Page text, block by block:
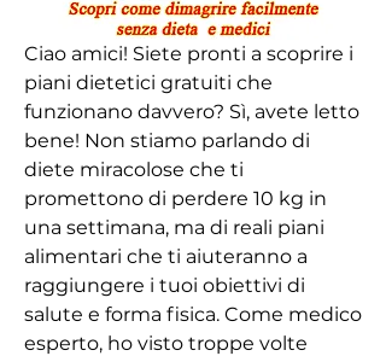
Ciao amici! Siete pronti a scoprire i
piani dietetici gratuiti che
funzionano davvero? Sì, avete letto
bene! Non stiamo parlando di
diete miracolose che ti
promettono di perdere 10 kg in
una settimana, ma di reali piani
alimentari che ti aiuteranno a
raggiungere i tuoi obiettivi di
salute e forma fisica. Come medico
esperto, ho visto troppe volte